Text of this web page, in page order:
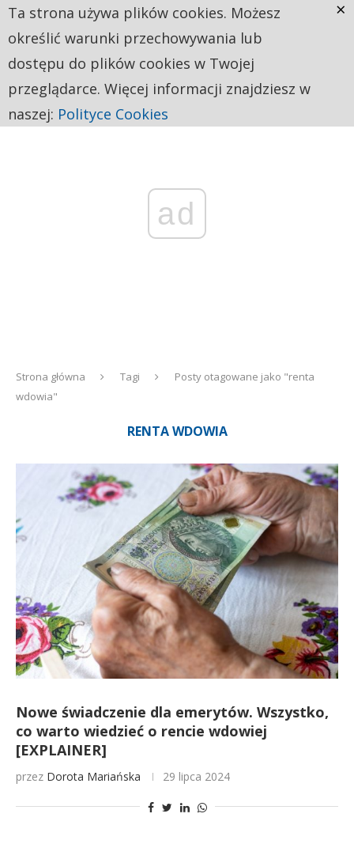
ad
Strona główna Tagi
Posty otagowane jako "renta
wdowia"
RENTA WDOWIA
Nowe świadczenie dla emerytów. Wszystko,
co warto wiedzieć o rencie wdowiej
[EXPLAINER]
przez Dorota Mariańska 29 lipca 2024
Ta strona używa plików cookies. Możesz
określić warunki przechowywania lub
dostępu do plików cookies w Twojej
przeglądarce. Więcej informacji znajdziesz w
naszej: Polityce Cookies
×